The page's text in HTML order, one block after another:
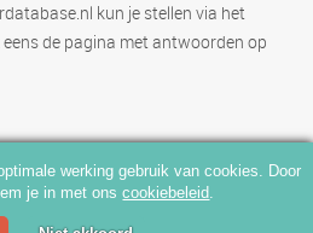
kun je stellen via het
eens de pagina met antwoorden op
werking gebruik van cookies. Door
je in met onscookiebeleid.